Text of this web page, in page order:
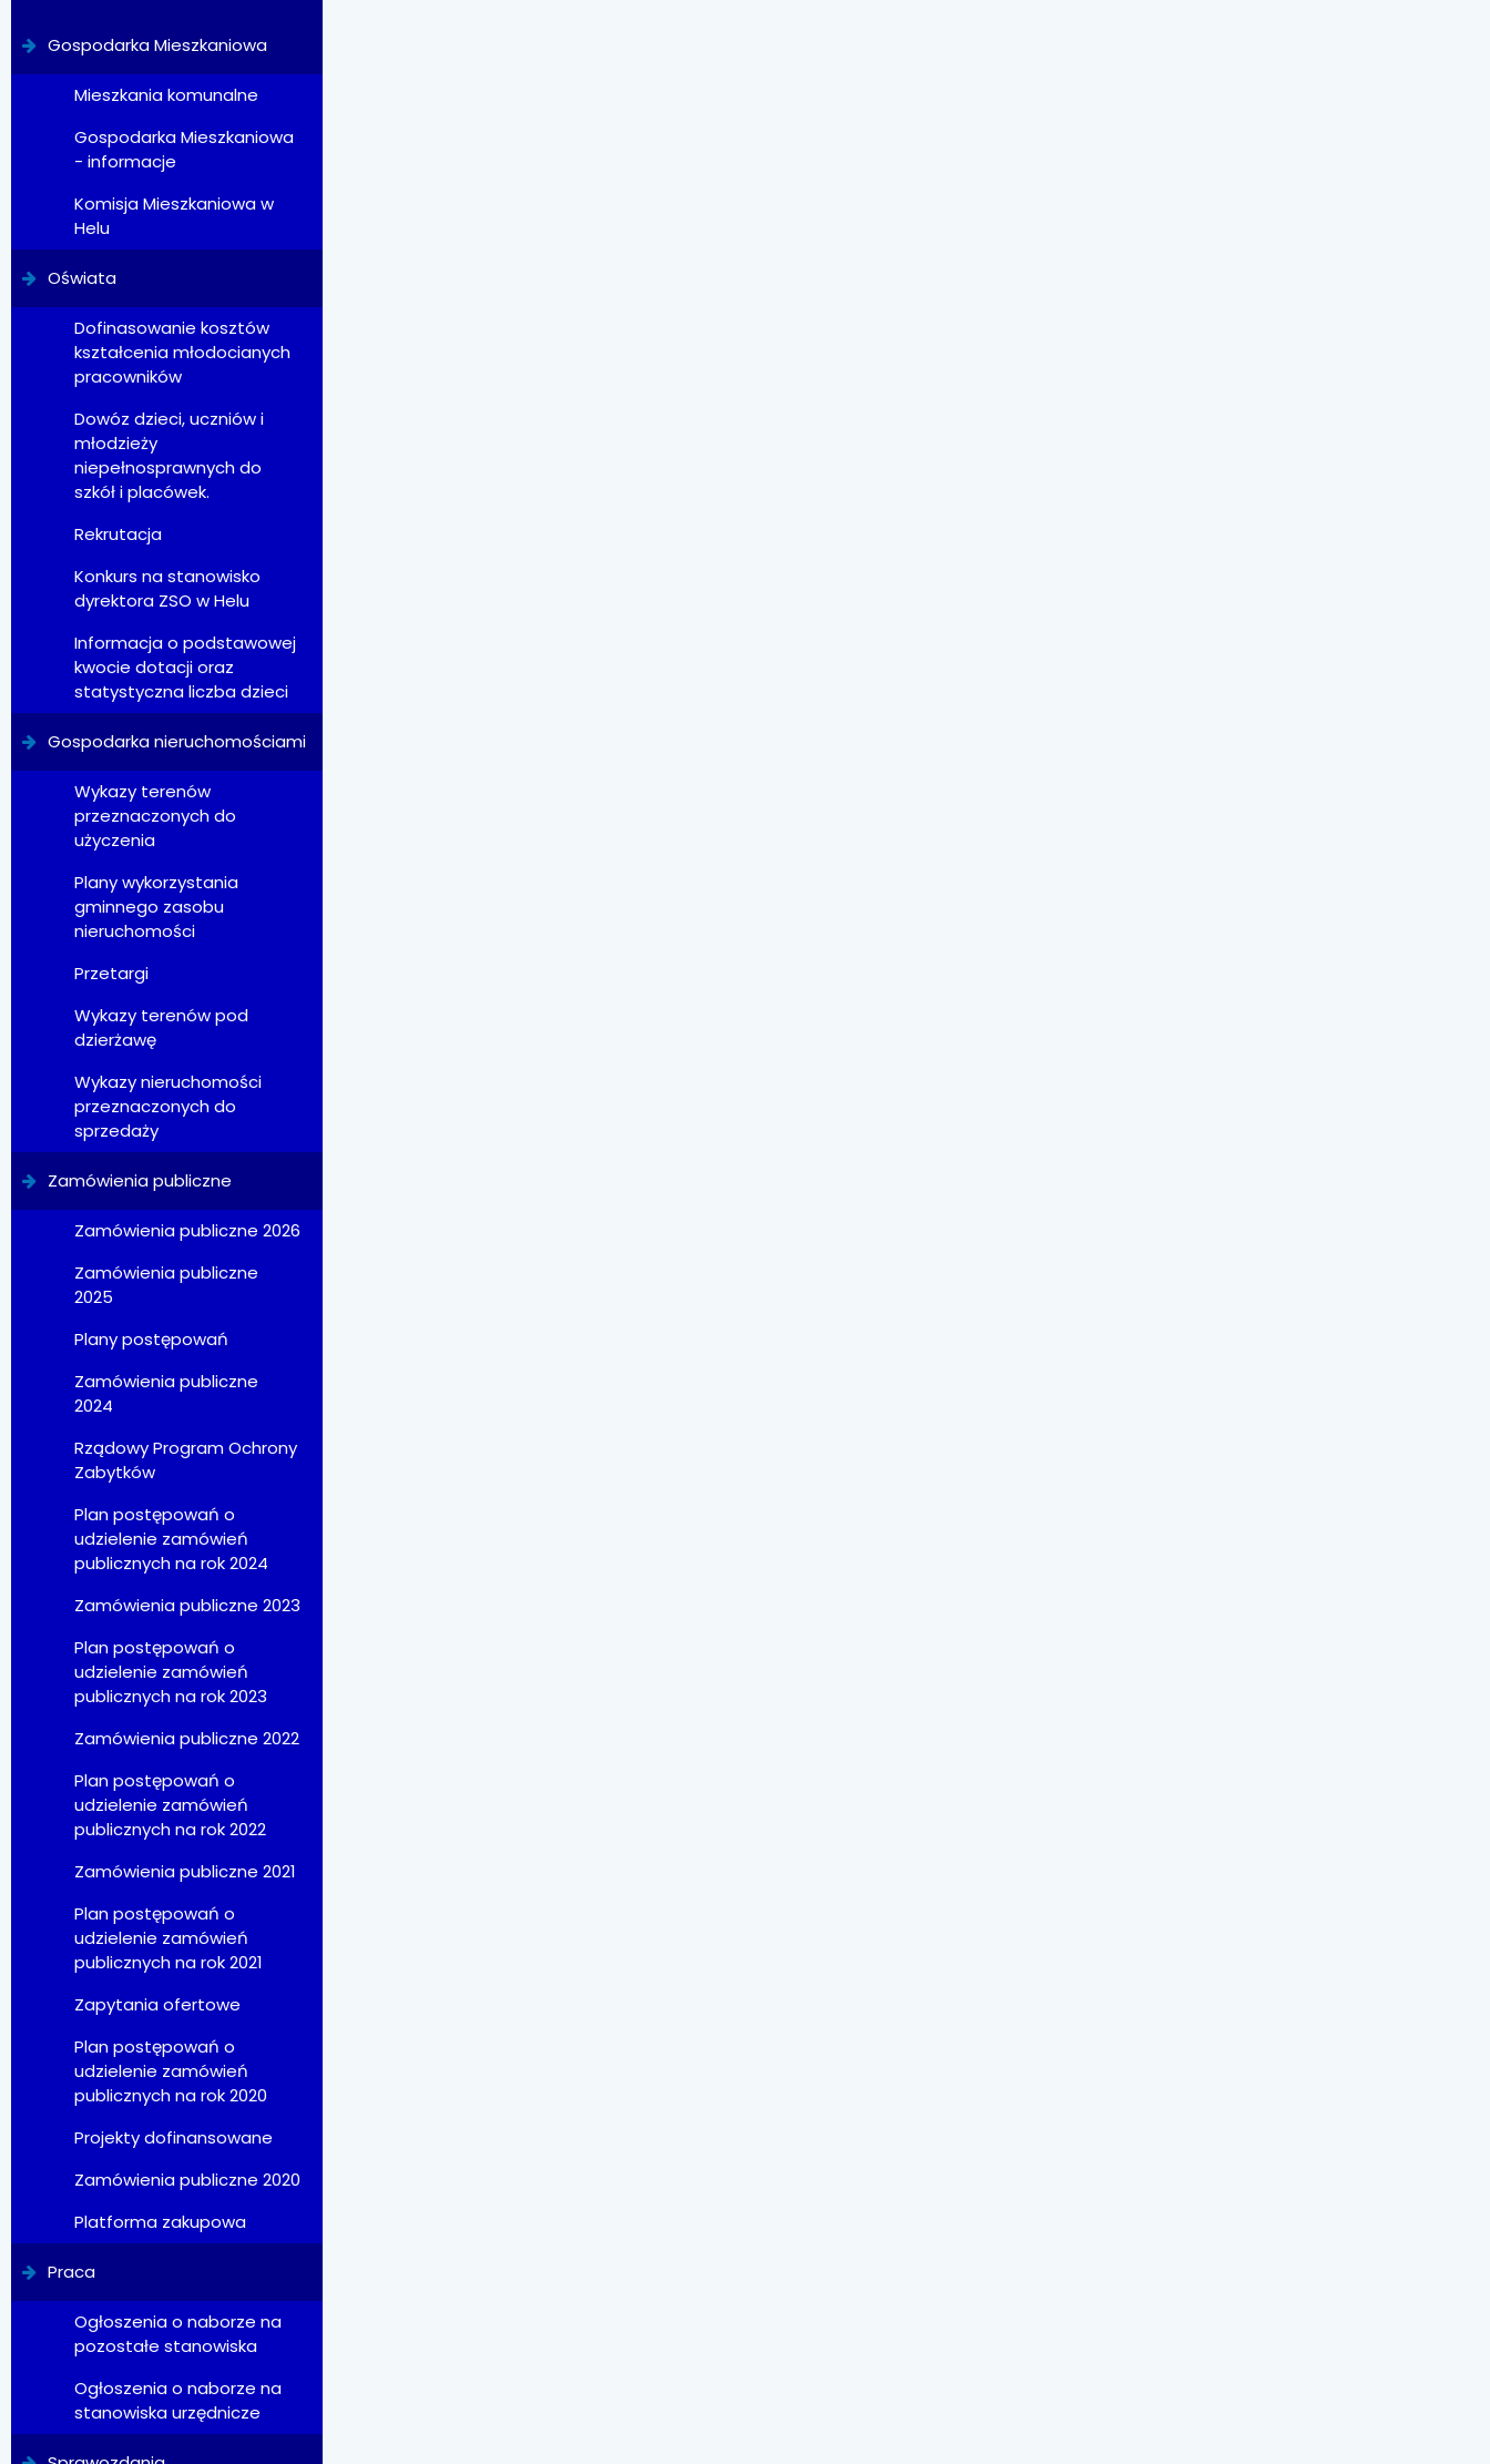
Gospodarka Mieszkaniowa
Mieszkania komunalne
Gospodarka Mieszkaniowa
- informacje
Komisja Mieszkaniowa w
Helu
Oświata
Dofinasowanie kosztów
kształcenia młodocianych
pracowników
Dowóz dzieci, uczniów i
młodzieży
niepełnosprawnych do
szkół i placówek.
Rekrutacja
Konkurs na stanowisko
dyrektora ZSO w Helu
Informacja o podstawowej
kwocie dotacji oraz
statystyczna liczba dzieci
Gospodarka nieruchomościami
Wykazy terenów
przeznaczonych do
użyczenia
Plany wykorzystania
gminnego zasobu
nieruchomości
Przetargi
Wykazy terenów pod
dzierżawę
Wykazy nieruchomości
przeznaczonych do
sprzedaży
Zamówienia publiczne
Zamówienia publiczne 2026
Zamówienia publiczne
2025
Plany postępowań
Zamówienia publiczne
2024
Rządowy Program Ochrony
Zabytków
Plan postępowań o
udzielenie zamówień
publicznych na rok 2024
Zamówienia publiczne 2023
Plan postępowań o
udzielenie zamówień
publicznych na rok 2023
Zamówienia publiczne 2022
Plan postępowań o
udzielenie zamówień
publicznych na rok 2022
Zamówienia publiczne 2021
Plan postępowań o
udzielenie zamówień
publicznych na rok 2021
Zapytania ofertowe
Plan postępowań o
udzielenie zamówień
publicznych na rok 2020
Projekty dofinansowane
Zamówienia publiczne 2020
Platforma zakupowa
Praca
Ogłoszenia o naborze na
pozostałe stanowiska
Ogłoszenia o naborze na
stanowiska urzędnicze